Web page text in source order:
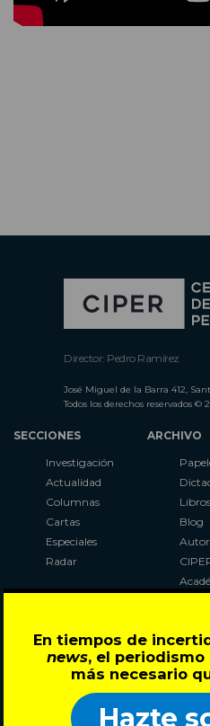
En tiempos de
news, el periodismo
más necesario
Hazte
Director: Pedro Ramírez
José Miguel de la Barra 412,
Todos los derechos reservados ©
SECCIONES
Investigación
Actualidad
Columnas
Cartas
Especiales
Radar
ARCHIVO
Libros
Blog
Al
con